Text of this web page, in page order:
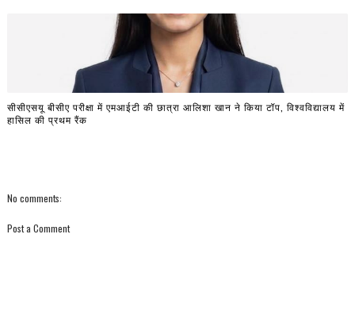
सीसीएसयू बीसीए परीक्षा में एमआईटी की छात्रा आलिशा खान ने किया टॉप, विश्वविद्यालय में
हासिल की प्रथम रैंक
No comments:
Post a Comment